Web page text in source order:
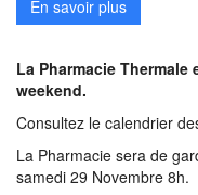
En savoir plus
La Pharmacie
weekend.
Consultez le calendrier
La Pharmacie sera de
samedi 29 Novembre 8h.